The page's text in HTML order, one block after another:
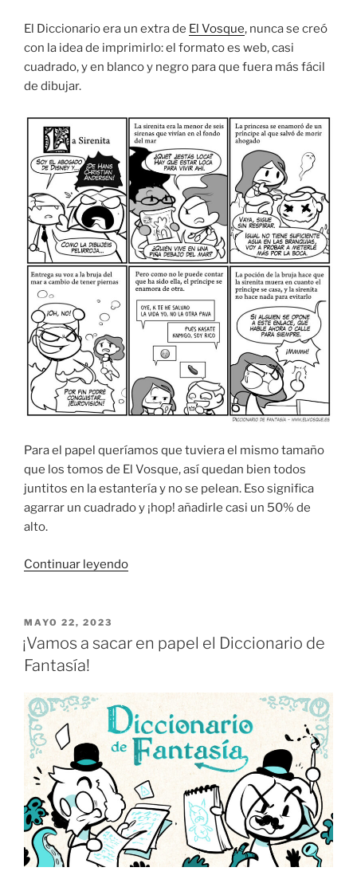
El Diccionario era un extra de El Vosque, nunca se creó
con la idea de imprimirlo: el formato es web, casi
cuadrado, y en blanco y negro para que fuera más fácil
de dibujar.
Para el papel queríamos que tuviera el mismo tamaño
que los tomos de El Vosque, así quedan bien todos
juntitos en la estantería y no se pelean. Eso significa
agarrar un cuadrado y ¡hop! añadirle casi un 50% de
alto.
Continuar leyendo«Adaptando
papel»
PUBLICADO
EL
MAYO 22, 2023
¡Vamos a sacar en papel el Diccionario de
Fantasía!